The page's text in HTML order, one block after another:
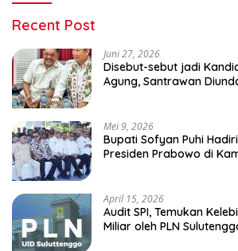
Recent Post
Juni 27, 2026
Disebut-sebut jadi
Agung, Santrawan
Mei 9, 2026
Bupati Sofyan Puhi
Presiden Prabowo di
April 15, 2026
Audit SPI, Temukan
Miliar oleh PLN